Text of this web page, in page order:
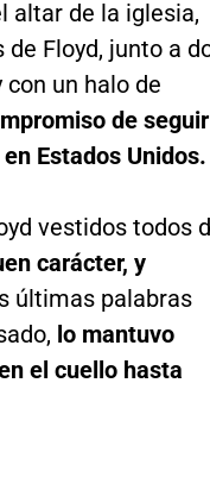
altar de la iglesia,
Floyd, junto a
un halo de
de seguir
Estados Unidos.
vestidos todos
carácter, y
últimas palabras
lo mantuvo
el cuello hasta